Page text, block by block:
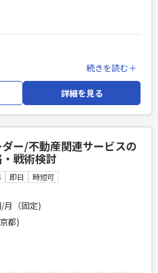
なります。 サーバーサイドエンジ
だきますが、フロントエンド側の
。 開発環境は、
ーション開発経験3年以上 ・詳細
る方 ・HTML,CSS,JavaScriptで
が半年以上 ・Gitを使用したチーム
るい性格で、対人コミュニケーシ
スの開発経験4年以上
1年以上
ムでの開発経験
続きを読む＋
詳細を見る
ー/不動産関連サービスの
戦術検討
即日 時短可
月（固定)
都)